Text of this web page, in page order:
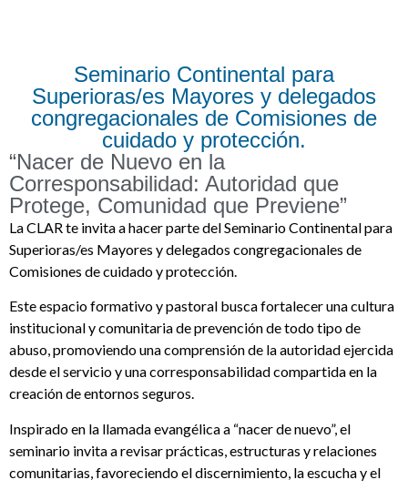
Seminario Continental para
Superioras/es Mayores y delegados
congregacionales de Comisiones de
cuidado y protección.
“Nacer de Nuevo en la
Corresponsabilidad: Autoridad que
Protege, Comunidad que Previene”
La CLAR te invita a hacer parte delSeminario Continental para
Superioras/es Mayores y delegados congregacionales de
Comisiones de cuidado y protección.
Este espacio formativo y pastoral busca fortalecer una cultura
institucional y comunitaria de prevención de todo tipo de
abuso, promoviendo una comprensión de la autoridad ejercida
desde el servicio y una corresponsabilidad compartida en la
creación de entornos seguros.
Inspirado en la llamada evangélica a “nacer de nuevo”, el
seminario invita a revisar prácticas, estructuras y relaciones
comunitarias, favoreciendo el discernimiento, la escucha y el